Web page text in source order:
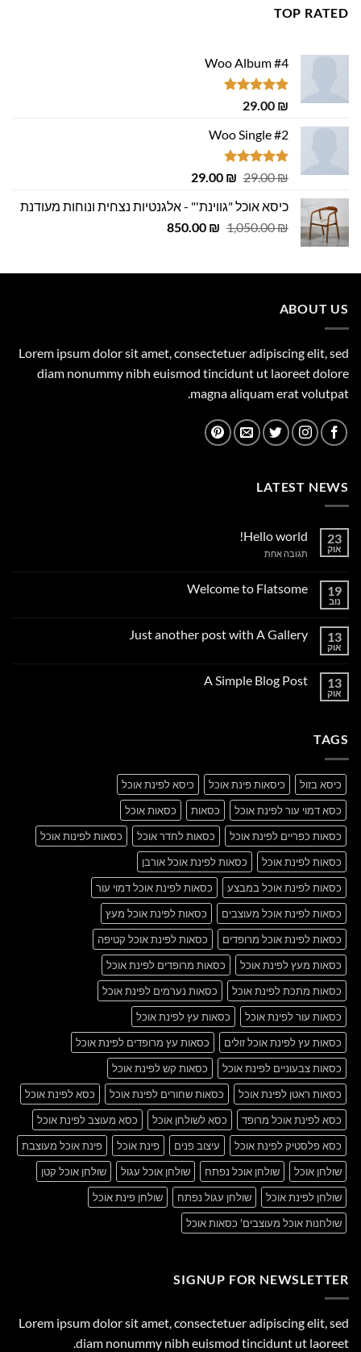
TOP RATED
Woo Album #4
דורג5.00
29.00 ₪
Woo Single #2
דורג4.75
29.00₪
המחיר
היה:
29.00 ₪.
29.00 ₪
המחיר
הוא:
29.00 ₪.
כיסא אוכל "גווינת'" - אלגנטיות נצחית ונוחות מעודנת
1,050.00₪
המחיר
1,050.00 ₪.
850.00 ₪
המחיר
850.00 ₪.
ABOUT US
Lorem ipsum dolor sit amet, consectetuer adipiscing elit, sed
diam nonummy nibh euismod tincidunt ut laoreet dolore
magna aliquam erat volutpat.
LATEST NEWS
23
אוק
Hello world!
תגובה אחתעל
19
נוב
Welcome to Flatsome
Welcome
13
אוק
Just another post with A Gallery
Just
13
אוק
A Simple Blog Post
TAGS
כיסא בזול כיסאות פינת אוכל
כיסא לפינת אוכל
כסא דמוי עור לפינת אוכל
כסאות
כסאות אוכל
כסאות כפריים לפינת אוכל
כסאות לחדר אוכל
כסאות לפינות אוכל
כסאות לפינת אוכל
כסאות לפינת אוכל אורבן
כסאות לפינת אוכל במבצע
כסאות לפינת אוכל דמוי עור
כסאות לפינת אוכל מעוצבים
כסאות לפינת אוכל מעץ
כסאות לפינת אוכל מרופדים
כסאות לפינת אוכל קטיפה
כסאות מעץ לפינת אוכל
כסאות מרופדים לפינת אוכל
כסאות מתכת לפינת אוכל
כסאות נערמים לפינת אוכל
כסאות עור לפינת אוכל
כסאות עץ לפינת אוכל
כסאות עץ לפינת אוכל זולים
כסאות עץ מרופדים לפינת אוכל
כסאות צבעוניים לפינת אוכל
כסאות קש לפינת אוכל
כסאות ראטן לפינת אוכל
כסאות שחורים לפינת אוכל
כסא לפינת אוכל
כסא לפינת אוכל מרופד
כסא לשולחן אוכל
כסא מעוצב לפינת אוכל
כסא פלסטיק לפינת אוכל
עיצוב פנים פינת אוכל
פינת אוכל מעוצבת
שולחן אוכל
שולחן אוכל נפתח שולחן אוכל עגול
שולחן אוכל קטן
שולחן לפינת אוכל
שולחן עגול נפתח
שולחן פינת אוכל
שולחנות אוכל מעוצבים' כסאות אוכל
SIGNUP FOR NEWSLETTER
Lorem ipsum dolor sit amet, consectetuer adipiscing elit, sed
diam nonummy nibh euismod tincidunt ut laoreet.